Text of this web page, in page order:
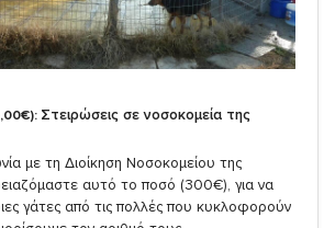
Στειρώσεις σε νοσοκομεία της
με τη Διοίκηση Νοσοκομείου της
αυτό το ποσό (300€), για να
γάτες από τις πολλές που κυκλοφορούν